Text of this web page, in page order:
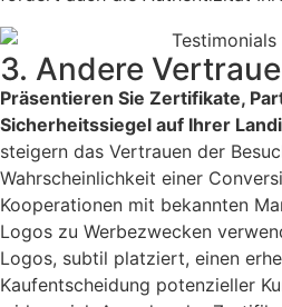
3. Andere
Präsentieren Sie Zertifikate,
Sicherheitssiegel auf Ihrer
steigern das Vertrauen der
Wahrscheinlichkeit einer
Kooperationen mit bekannten
Logos zu Werbezwecken
Logos, subtil platziert, einen
Kaufentscheidung potenzieller